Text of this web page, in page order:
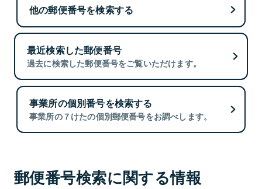
他の郵便番号を検索する
最近検索した郵便番号
過去に検索した郵便番号をご覧いただけます。
事業所の個別番号を検索する
事業所の７けたの個別郵便番号をお調べします。
郵便番号検索に関する情報